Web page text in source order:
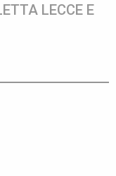
LECCE E